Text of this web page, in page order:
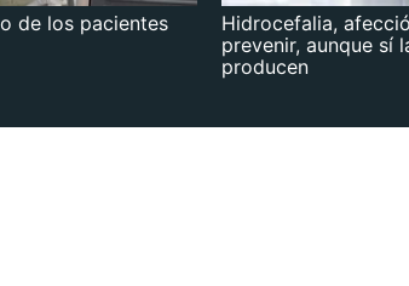
de los pacientes
Hidrocefalia,
prevenir, aunque sí
producen